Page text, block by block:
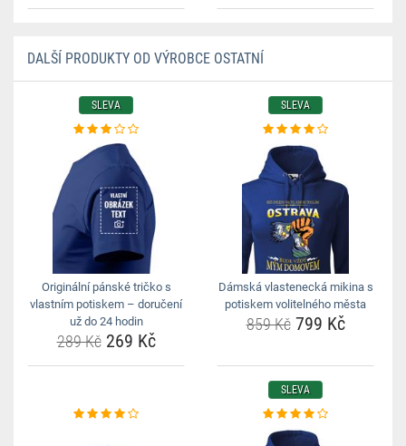
DALŠÍ PRODUKTY OD VÝROBCE OSTATNÍ
SLEVA
Originální pánské tričko s
vlastním potiskem – doručení
už do 24 hodin
289 Kč269 Kč
SLEVA
Dámská vlastenecká mikina s
potiskem volitelného města
859 Kč799 Kč
SLEVA